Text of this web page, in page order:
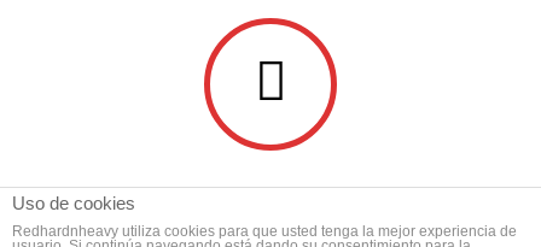
Uso de cookies
Redhardnheavy utiliza cookies para que usted tenga la mejor experiencia de